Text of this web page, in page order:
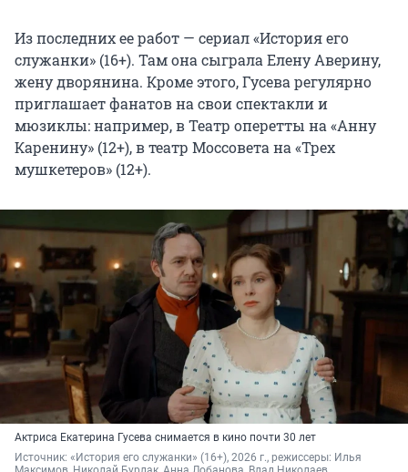
Из последних ее работ — сериал «История его
служанки» (16+). Там она сыграла Елену Аверину,
жену дворянина. Кроме этого, Гусева регулярно
приглашает фанатов на свои спектакли и
мюзиклы: например, в Театр оперетты на «Анну
Каренину» (12+), в театр Моссовета на «Трех
мушкетеров» (12+).
Актриса Екатерина Гусева снимается в кино почти 30 лет
Источник: «История его служанки» (16+), 2026 г., режиссеры: Илья